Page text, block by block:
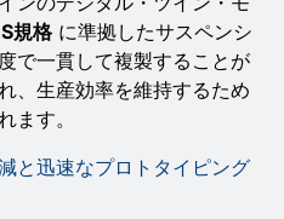
規格に準拠したサスペンシ
で一貫して複製することが
、生産効率を維持するため
ます。
と迅速なプロトタイピング